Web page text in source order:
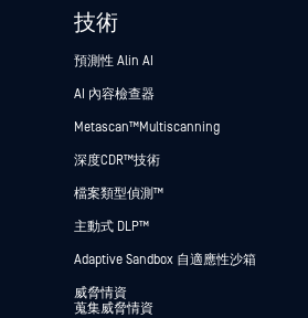
技術
預測性 Alin AI
AI 內容檢查器
Metascan™ Multiscanning
深度CDR™技術
檔案類型偵測™
主動式 DLP™
Adaptive Sandbox 自適應性沙箱
威脅情資
蒐集威脅情資